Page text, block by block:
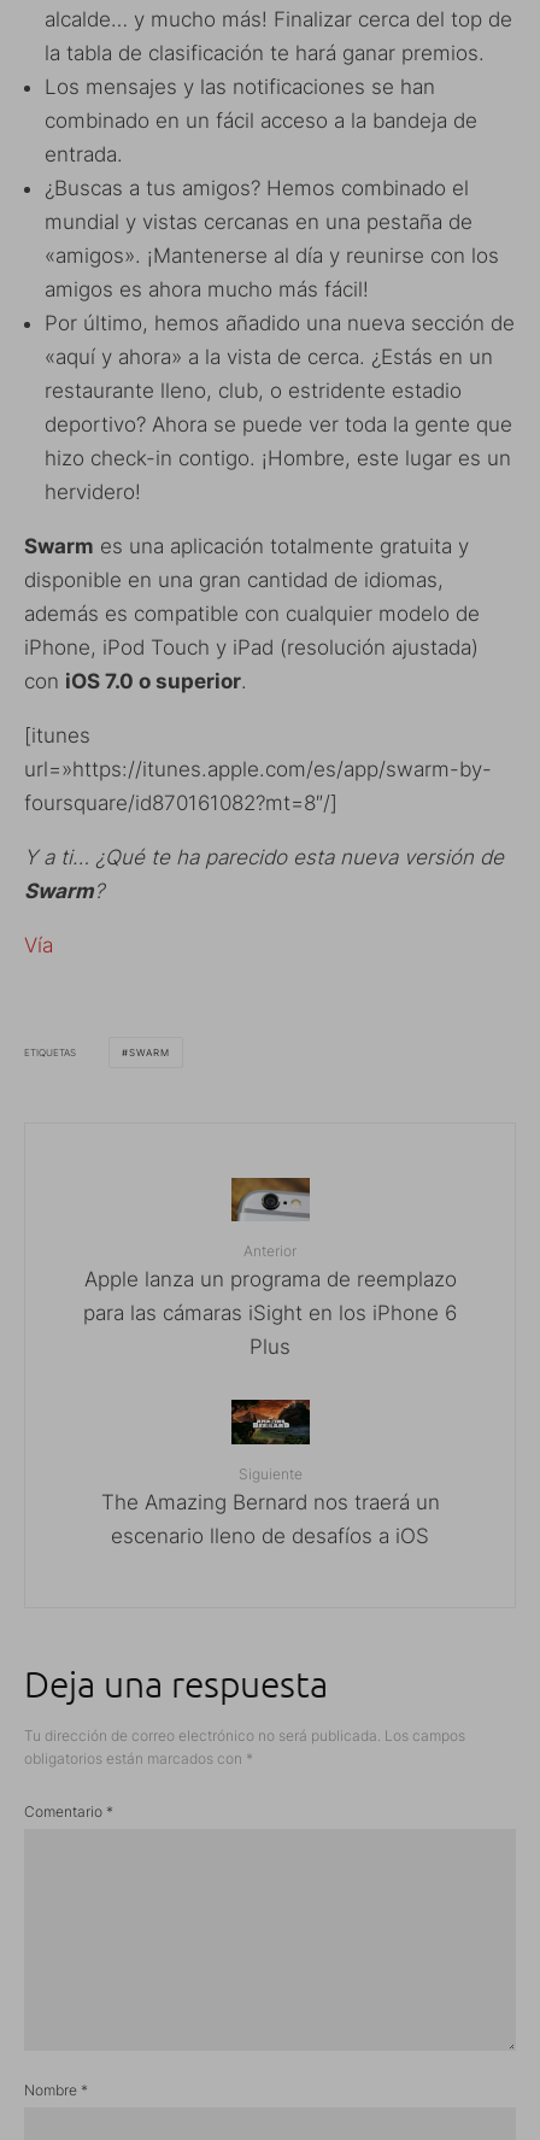
alcalde… y mucho más! Finalizar cerca del top de
la tabla de clasificación te hará ganar premios.
Los mensajes y las notificaciones se han
combinado en un fácil acceso a la bandeja de
entrada.
¿Buscas a tus amigos? Hemos combinado el
mundial y vistas cercanas en una pestaña de
«amigos». ¡Mantenerse al día y reunirse con los
amigos es ahora mucho más fácil!
Por último, hemos añadido una nueva sección de
«aquí y ahora» a la vista de cerca. ¿Estás en un
restaurante lleno, club, o estridente estadio
deportivo? Ahora se puede ver toda la gente que
hizo check-in contigo. ¡Hombre, este lugar es un
hervidero!
Swarm es una aplicación totalmente gratuita y
disponible en una gran cantidad de idiomas,
además es compatible con cualquier modelo de
iPhone, iPod Touch y iPad (resolución ajustada)
con iOS 7.0 o superior.
[itunes
url=»https://itunes.apple.com/es/app/swarm-by-
foursquare/id870161082?mt=8″/]
Y a ti… ¿Qué te ha parecido esta nueva versión de
Swarm?
Vía
ETIQUETAS SWARM
Anterior
Apple lanza un programa de reemplazo
para las cámaras iSight en los iPhone 6
Plus
Siguiente
The Amazing Bernard nos traerá un
escenario lleno de desafíos a iOS
Deja una respuesta
Tu dirección de correo electrónico no será publicada. Los campos
obligatorios están marcados con *
Comentario *
Nombre *